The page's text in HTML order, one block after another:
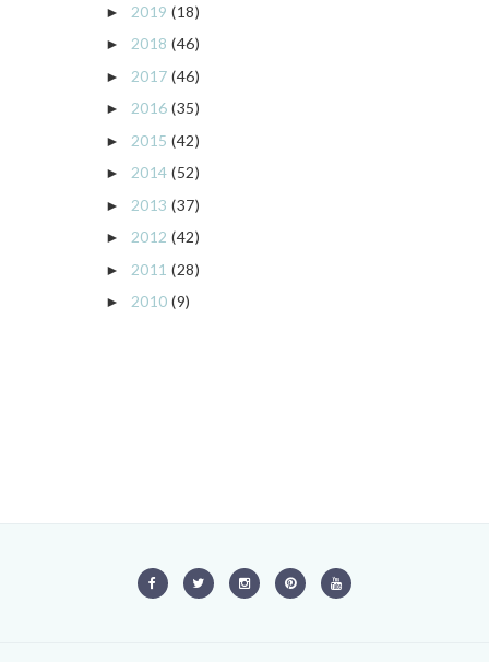
► 2019 (18)
► 2018 (46)
► 2017 (46)
► 2016 (35)
► 2015 (42)
► 2014 (52)
► 2013 (37)
► 2012 (42)
► 2011 (28)
► 2010 (9)